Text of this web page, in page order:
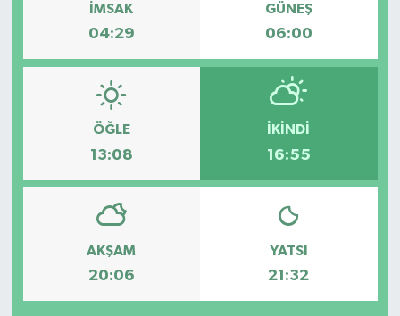
İMSAK
04:29
GÜNEŞ
06:00
ÖĞLE
13:08
İKINDI
16:55
AKŞAM
20:06
YATSI
21:32